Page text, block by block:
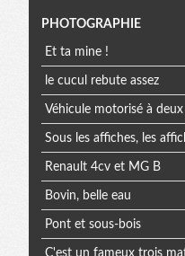
Menu
extra
PHOTOGRAPHIE
Et ta mine !
le cucul rebute assez
Véhicule motorisé à
Sous les affiches, les
Renault 4cv et MG B
Bovin, belle eau
Pont et sous-bois
C'est un fameux trois